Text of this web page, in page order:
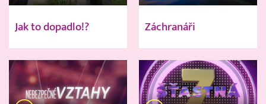
Jak to dopadlo!? Záchranáři